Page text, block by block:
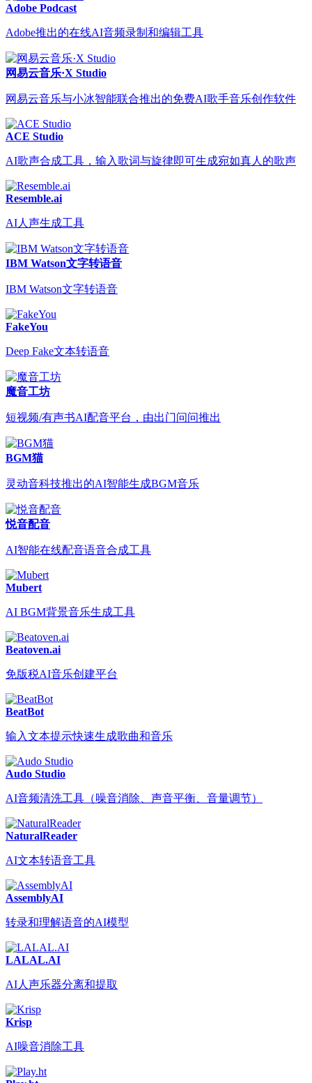
Adobe Podcast
Adobe推出的在线AI音频录制和编辑工具
网易云音乐·X Studio
网易云音乐与小冰智能联合推出的免费AI歌手音乐创作软件
ACE Studio
AI歌声合成工具，输入歌词与旋律即可生成宛如真人的歌声
Resemble.ai
AI人声生成工具
IBM Watson文字转语音
IBM Watson文字转语音
FakeYou
Deep Fake文本转语音
魔音工坊
短视频/有声书AI配音平台，由出门问问推出
BGM猫
灵动音科技推出的AI智能生成BGM音乐
悦音配音
AI智能在线配音语音合成工具
Mubert
AI BGM背景音乐生成工具
Beatoven.ai
免版税AI音乐创建平台
BeatBot
输入文本提示快速生成歌曲和音乐
Audo Studio
AI音频清洗工具（噪音消除、声音平衡、音量调节）
NaturalReader
AI文本转语音工具
AssemblyAI
转录和理解语音的AI模型
LALAL.AI
AI人声乐器分离和提取
Krisp
AI噪音消除工具